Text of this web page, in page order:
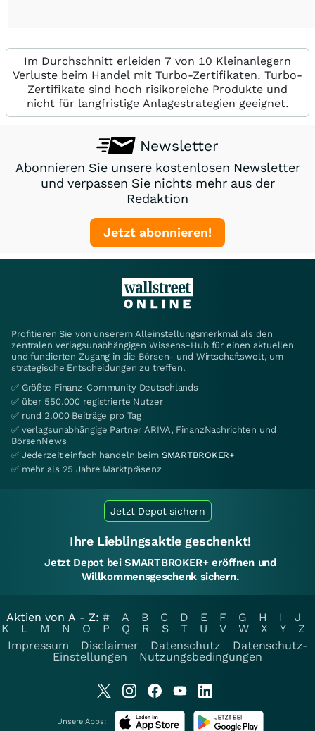
Im Durchschnitt erleiden 7 von 10 Kleinanlegern
Verluste beim Handel mit Turbo-Zertifikaten. Turbo-
Zertifikate sind hoch risikoreiche Produkte und
nicht für langfristige Anlagestrategien geeignet.
Newsletter
Abonnieren Sie unsere kostenlosen Newsletter
und verpassen Sie nichts mehr aus der
Redaktion
Jetzt abonnieren!
Profitieren Sie von unserem Alleinstellungsmerkmal als den
zentralen verlagsunabhängigen Wissens-Hub für einen aktuellen
und fundierten Zugang in die Börsen- und Wirtschaftswelt, um
strategische Entscheidungen zu treffen.
✅ Größte Finanz-Community Deutschlands
✅ über 550.000 registrierte Nutzer
✅ rund 2.000 Beiträge pro Tag
✅ verlagsunabhängige Partner ARIVA, FinanzNachrichten und
BörsenNews
✅ Jederzeit einfach handeln beim SMARTBROKER+
✅ mehr als 25 Jahre Marktpräsenz
Jetzt Depot sichern
Ihre Lieblingsaktie geschenkt!
Jetzt Depot bei SMARTBROKER+ eröffnen und
Willkommensgeschenk sichern.
Aktien von A - Z: # A B C D E F G H I
J
K
L M N O P Q R S T U V W X Y
Z
Impressum
Disclaimer Datenschutz
Datenschutz-
Einstellungen
Nutzungsbedingungen
Unsere Apps: